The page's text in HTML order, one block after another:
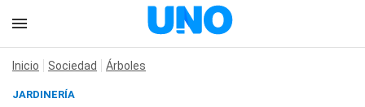
Inicio Sociedad Árboles
JARDINERÍA